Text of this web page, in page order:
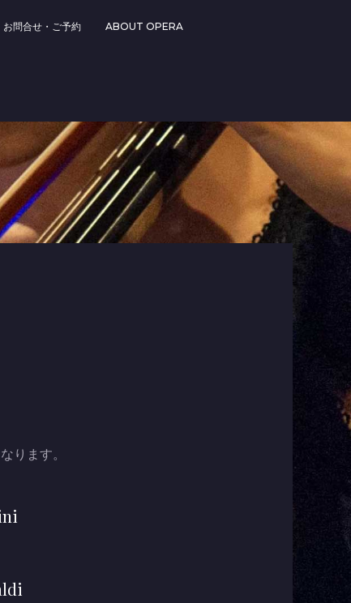
お問合せ・ご予約 ABOUT OPERA
ります。